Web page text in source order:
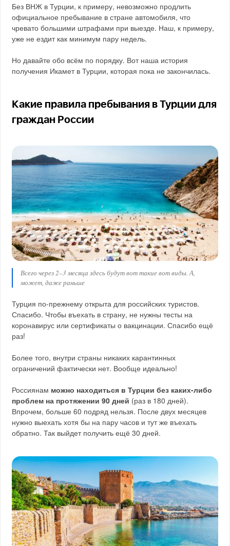
Без ВНЖ в Турции, к примеру, невозможно продлить
официальное пребывание в стране автомобиля, что
чревато большими штрафами при выезде. Наш, к примеру,
уже не ездит как минимум пару недель.
Но давайте обо всём по порядку. Вот наша история
получения Икамет в Турции, которая пока не закончилась.
Какие правила пребывания в Турции для
граждан России
Всего через 2–3 месяца здесь будут вот такие вот виды. А,
может, даже раньше
Турция по-прежнему открыта для российских туристов.
Спасибо. Чтобы въехать в страну, не нужны тесты на
коронавирус или сертификаты о вакцинации. Спасибо ещё
раз!
Более того, внутри страны никаких карантинных
ограничений фактически нет. Вообще идеально!
Россиянам можно находиться в Турции без каких-либо
проблем на протяжении 90 дней (раз в 180 дней).
Впрочем, больше 60 подряд нельзя. После двух месяцев
нужно выехать хотя бы на пару часов и тут же въехать
обратно. Так выйдет получить ещё 30 дней.